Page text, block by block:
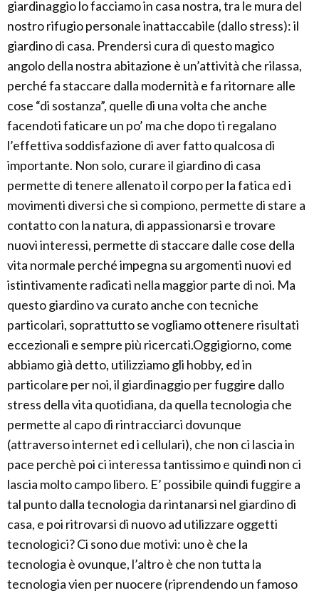
giardinaggio lo facciamo in casa nostra, tra le mura del
nostro rifugio personale inattaccabile (dallo stress): il
giardino di casa. Prendersi cura di questo magico
angolo della nostra abitazione è un’attività che rilassa,
perché fa staccare dalla modernità e fa ritornare alle
cose “di sostanza”, quelle di una volta che anche
facendoti faticare un po’ ma che dopo ti regalano
l’effettiva soddisfazione di aver fatto qualcosa di
importante. Non solo, curare il giardino di casa
permette di tenere allenato il corpo per la fatica ed i
movimenti diversi che si compiono, permette di stare a
contatto con la natura, di appassionarsi e trovare
nuovi interessi, permette di staccare dalle cose della
vita normale perché impegna su argomenti nuovi ed
istintivamente radicati nella maggior parte di noi. Ma
questo giardino va curato anche con tecniche
particolari, soprattutto se vogliamo ottenere risultati
eccezionali e sempre più ricercati.Oggigiorno, come
abbiamo già detto, utilizziamo gli hobby, ed in
particolare per noi, il giardinaggio per fuggire dallo
stress della vita quotidiana, da quella tecnologia che
permette al capo di rintracciarci dovunque
(attraverso internet ed i cellulari), che non ci lascia in
pace perchè poi ci interessa tantissimo e quindi non ci
lascia molto campo libero. E’ possibile quindi fuggire a
tal punto dalla tecnologia da rintanarsi nel giardino di
casa, e poi ritrovarsi di nuovo ad utilizzare oggetti
tecnologici? Ci sono due motivi: uno è che la
tecnologia è ovunque, l’altro è che non tutta la
tecnologia vien per nuocere (riprendendo un famoso